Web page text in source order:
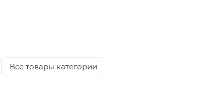
Все товары категории